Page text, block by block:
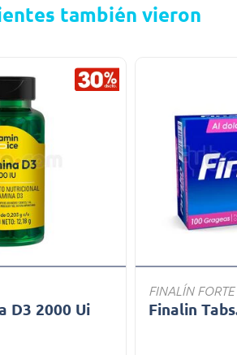
también vieron
D3 2000 Ui
FINALÍN FORTE
Finalin